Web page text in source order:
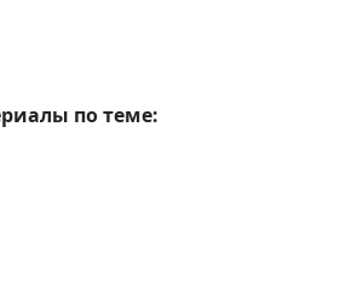
по теме: